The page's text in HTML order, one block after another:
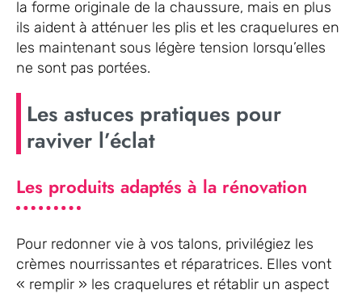
la forme originale de la chaussure, mais en plus
ils aident à atténuer les plis et les craquelures en
les maintenant sous légère tension lorsqu’elles
ne sont pas portées.
Les astuces pratiques pour
raviver l’éclat
Les produits adaptés à la rénovation
Pour redonner vie à vos talons, privilégiez les
crèmes nourrissantes et réparatrices. Elles vont
« remplir » les craquelures et rétablir un aspect